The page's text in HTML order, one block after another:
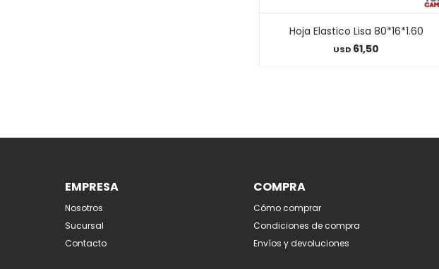
Hoja Elastico Lisa 80*16*1.60
USD 61,50
EMPRESA
Nosotros
Sucursal
Contacto
COMPRA
Cómo comprar
Condiciones de compra
Envíos y devoluciones